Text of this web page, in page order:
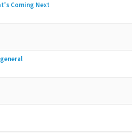
Coming Next